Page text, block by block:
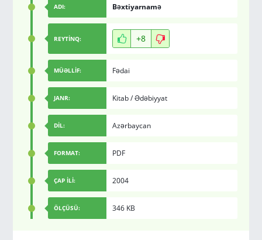
ADI: Bəxtiyarnamə
REYTİNQ: +8
MÜƏLLİF: Fədai
JANR: Kitab/Ədəbiyyat
DİL: Azərbaycan
FORMAT: PDF
ÇAP İLİ: 2004
ÖLÇÜSÜ: 346 KB